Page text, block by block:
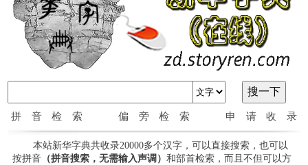
拼音检索 偏旁检索 申请收录
本站新华字典共收录20000多个汉字，可以直接搜索，也可以
按拼音（拼音搜索，无需输入声调） 和部首检索，而且不但可以方